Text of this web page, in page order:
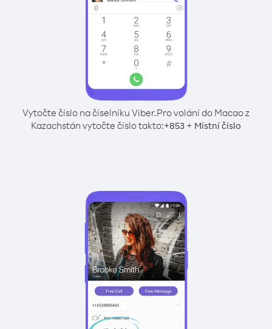
Vytočte číslo na číselníku Viber.Pro volání do Macao z
Kazachstán vytočte číslo takto:+853 + Místní číslo